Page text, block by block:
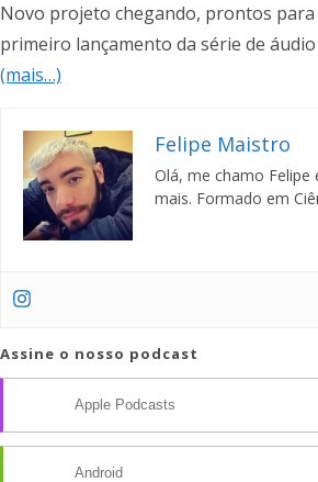
Novo projeto chegando, prontos para
primeiro lançamento da série de
(mais…)
Felipe Maistro
Olá, me chamo Felipe
mais. Formado em
Assine o nosso podcast
Apple Podcasts
Android